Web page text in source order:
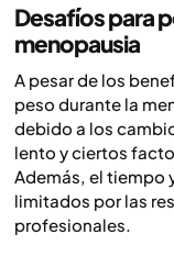
Desafíos para
menopausia
A pesar de los
peso durante la
debido a los
lento y ciertos
Además, el tiempo
limitados por las
profesionales.